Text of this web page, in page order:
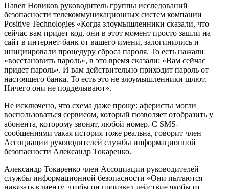
Павел Новиков руководитель группы исследований
безопасности телекоммуникационных систем компании
Positive Technologies «Когда злоумышленники сказали, что
сейчас вам придет код, они в этот момент просто зашли на
сайт в интернет-банк от вашего имени, залогинились и
инициировали процедуру сброса пароля. То есть нажали
«восстановить пароль», в это время сказали: «Вам сейчас
придет пароль». И вам действительно приходит пароль от
настоящего банка. То есть это не злоумышленники шлют.
Ничего они не подделывают».
Не исключено, что схема даже проще: аферисты могли
воспользоваться сервисом, который позволяет отобразить у
абонента, которому звонят, любой номер. С SMS-
сообщениями такая история тоже реальна, говорит член
Ассоциации руководителей службы информационной
безопасности Александр Токаренко.
Александр Токаренко член Ассоциации руководителей
службы информационной безопасности «Они пытаются
навязать клиенту, чтобы он произвел действие якобы от